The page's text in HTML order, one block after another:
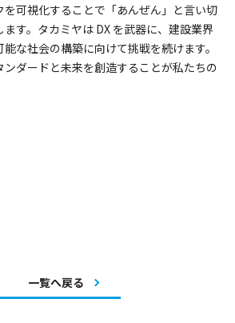
を可視化することで「あんぜん」と言い切
す。タカミヤは DX を武器に、建設業界
な社会の構築に向けて挑戦を続けます。
ダードと未来を創造することが私たちの
一覧へ戻る